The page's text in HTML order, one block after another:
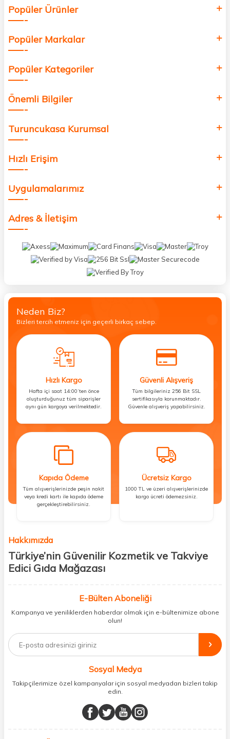
değer katmak için bize katılın!
Popüler Ürünler
Popüler Markalar
Popüler Kategoriler
Önemli Bilgiler
Turuncukasa Kurumsal
Hızlı Erişim
Uygulamalarımız
Adres & İletişim
Neden Biz?
Bizleri tercih etmeniz için geçerli birkaç sebep.
Hızlı Kargo
Hafta içi saat 14:00’ten önce
oluşturduğunuz tüm siparişler
aynı gün kargoya verilmektedir.
Güvenli Alışveriş
Tüm bilgileriniz 256 Bit SSL
sertifikasıyla korunmaktadır.
Güvenle alışveriş yapabilirsiniz.
Kapıda Ödeme
Tüm alışverişlerinizde peşin nakit
veya kredi kartı ile kapıda ödeme
gerçekleştirebilirsiniz.
Ücretsiz Kargo
1000 TL ve üzeri alışverişlerinizde
kargo ücreti ödemezsiniz.
Hakkımızda
Türkiye’nin Güvenilir Kozmetik ve Takviye
Edici Gıda Mağazası
kişisel bakım hem de takviye edici gıda ürünlerini sizlerle
buluşturuyoruz. Artık mağaza mağaza dolaşmanıza gerek yok;
ihtiyacınız olan her şeyi tek bir çatı altında topluyor ve kapınıza kadar
%100 orijinal kozmetik ve sağlık ürünleriyle güzelliğinizi tamamlayabilir,
vücudunuzu desteklemek için güvenilir takviye edici gıdalara
minerallere kadar binlerce ürünü uygun fiyat ve hızlı kargo avantajıyla
sunuyoruz.
buluşturuyor ve online alışveriş deneyiminizi en iyi hale getiriyoruz.
Sağlık, güzellik ve iyi yaşam için aradığınız her şey burada!
E-Bülten Aboneliği
Kampanya ve yeniliklerden haberdar olmak için e-bültenimize abone
olun!
Sosyal Medya
Takipçilerimize özel kampanyalar için sosyal medyadan bizleri takip
edin.